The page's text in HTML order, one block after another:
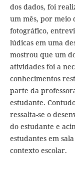
dos dados, foi
um mês, por meio
fotográfico,
lúdicas em uma
mostrou que um
atividades foi a
conhecimentos
parte da
estudante.
ressalta-se o
do estudante e
estudantes em
contexto escolar.